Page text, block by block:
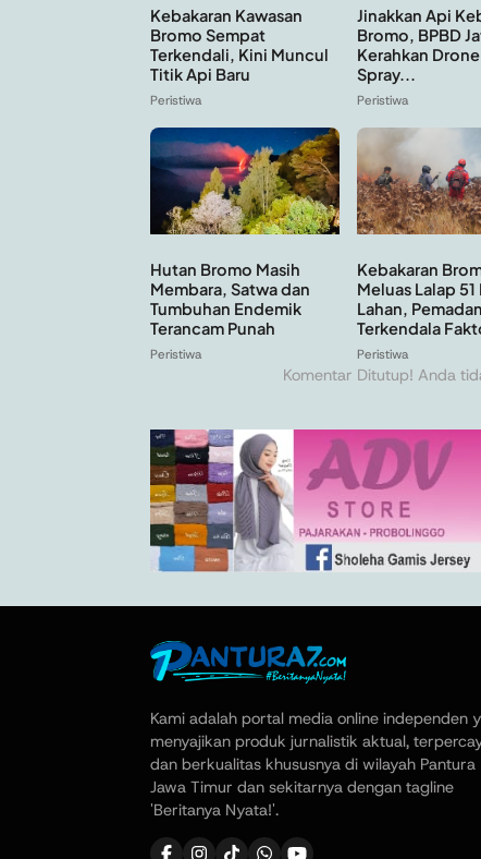
Kebakaran Kawasan
Bromo Sempat
Terkendali, Kini Muncul
Titik Api Baru
Peristiwa
Jinakkan Api
Bromo, BPBD
Kerahkan
Spray...
Peristiwa
Hutan Bromo Masih
Membara, Satwa dan
Tumbuhan Endemik
Terancam Punah
Peristiwa
Kebakaran
Meluas Lalap
Lahan,
Terkendala
Peristiwa
Komentar Ditutup! Anda
Kami adalah portal media online independen
menyajikan produk jurnalistik aktual,
dan berkualitas khususnya di wilayah Pantura
Jawa Timur dan sekitarnya dengan tagline
'Beritanya Nyata!'.